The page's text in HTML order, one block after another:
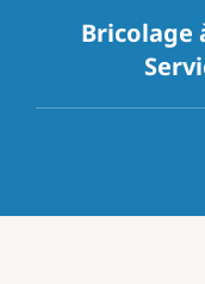
Bricolage